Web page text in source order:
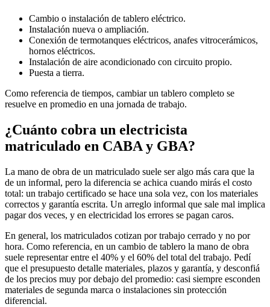
Cambio o instalación de tablero eléctrico.
Instalación nueva o ampliación.
Conexión de termotanques eléctricos, anafes vitrocerámicos,
hornos eléctricos.
Instalación de aire acondicionado con circuito propio.
Puesta a tierra.
Como referencia de tiempos, cambiar un tablero completo se
resuelve en promedio en una jornada de trabajo.
¿Cuánto cobra un electricista
matriculado en CABA y GBA?
La mano de obra de un matriculado suele ser algo más cara que la
de un informal, pero la diferencia se achica cuando mirás el costo
total: un trabajo certificado se hace una sola vez, con los materiales
correctos y garantía escrita. Un arreglo informal que sale mal implica
pagar dos veces, y en electricidad los errores se pagan caros.
En general, los matriculados cotizan por trabajo cerrado y no por
hora. Como referencia, en un cambio de tablero la mano de obra
suele representar entre el 40% y el 60% del total del trabajo. Pedí
que el presupuesto detalle materiales, plazos y garantía, y desconfiá
de los precios muy por debajo del promedio: casi siempre esconden
materiales de segunda marca o instalaciones sin protección
diferencial.